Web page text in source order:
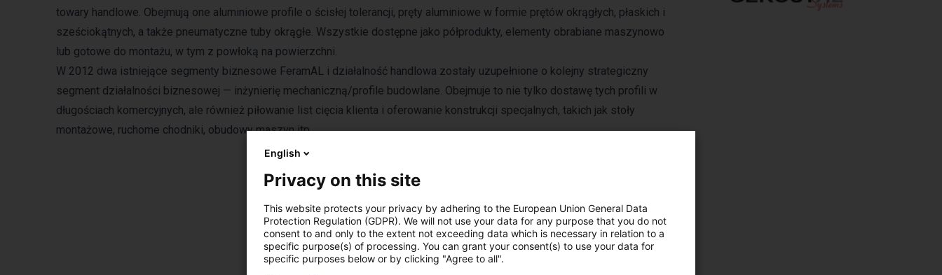
towary handlowe. Obejmują one aluminiowe profile o ścisłej tolerancji, pręty aluminiowe w formie prętów okrągłych, płaskich i
sześciokątnych, a także pneumatyczne tuby okrągłe. Wszystkie dostępne jako półprodukty, elementy obrabiane maszynowo
lub gotowe do montażu, w tym z powłoką na powierzchni.
W 2012 dwa istniejące segmenty biznesowe FeramAL i działalność handlowa zostały uzupełnione o kolejny strategiczny
segment działalności biznesowej — inżynierię mechaniczną/profile budowlane. Obejmuje to nie tylko dostawę tych profili w
długościach komercyjnych, ale również piłowanie list cięcia klienta i oferowanie konstrukcji specjalnych, takich jak stoły
montażowe, ruchome chodniki, obudowy maszyn itp.
English
Privacy on this site
This website protects your privacy by adhering to the European Union General Data
Protection Regulation (GDPR). We will not use your data for any purpose that you do not
consent to and only to the extent not exceeding data which is necessary in relation to a
specific purpose(s) of processing. You can grant your consent(s) to use your data for
specific purposes below or by clicking "Agree to all".